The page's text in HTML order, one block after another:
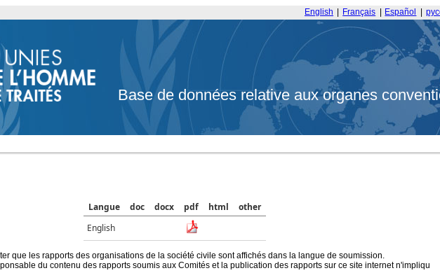
English Français Español
Base de données relative aux organes
Langue doc docx pdf html
other
English
que les rapports des organisations de la société civile sont affichés dans la langue de soumission.
du contenu des rapports soumis aux Comités et la publication des rapports sur ce site internet n'impliqu